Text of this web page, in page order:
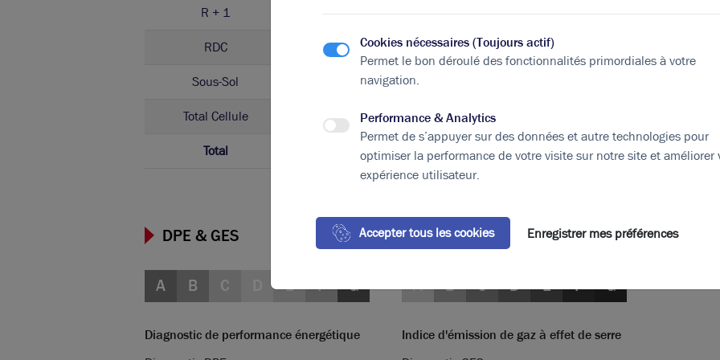
R + 1 Bureaux 230
RDC Bureaux 150
Sous-Sol Locaux sociaux
Total Cellule Activités 1500
Total 1 500
DPE & GES
A B C E F G
Diagnostic de performance énergétique
A B C D E F G
Indice d'émission de gaz à effet de serre
Cookies nécessaires (Toujours actif)
Permet le bon déroulé des fonctionnalités primordiales à votre
navigation.
Performance & Analytics
Permet de s’appuyer sur des données et autre technologies pour
optimiser la performance de votre visite sur notre site et améliorer
expérience utilisateur.
Accepter tous les cookies Enregistrer mes préférences